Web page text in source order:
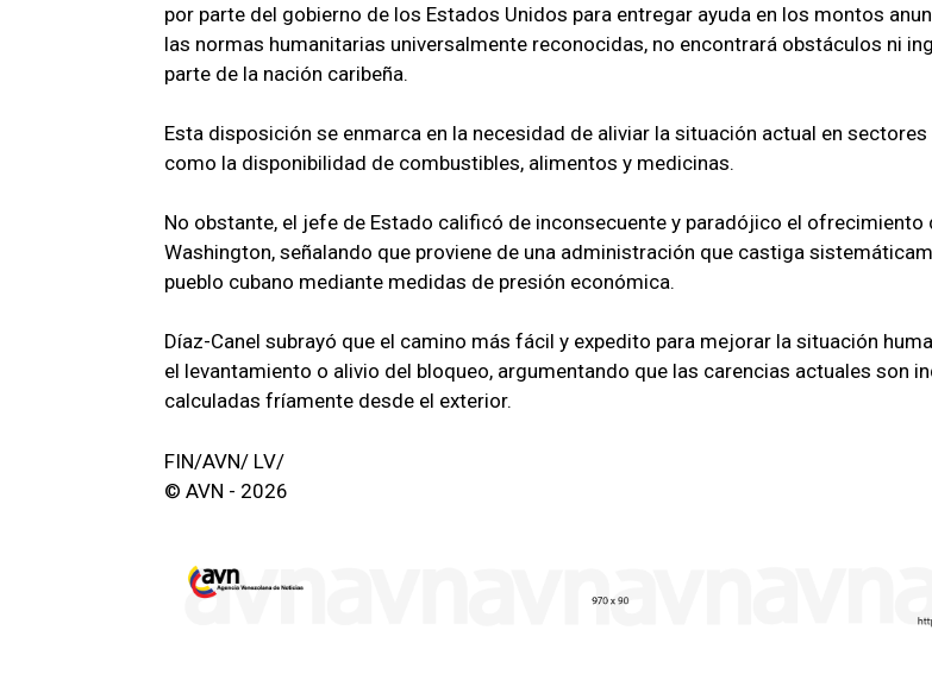
por parte del gobierno de los Estados Unidos para entregar ayuda en los montos
las normas humanitarias universalmente reconocidas, no encontrará obstáculos ni
parte de la nación caribeña.
Esta disposición se enmarca en la necesidad de aliviar la situación actual en
como la disponibilidad de combustibles, alimentos y medicinas.
No obstante, el jefe de Estado calificó de inconsecuente y paradójico el ofrecimiento
Washington, señalando que proviene de una administración que castiga
pueblo cubano mediante medidas de presión económica.
Díaz-Canel subrayó que el camino más fácil y expedito para mejorar la situación
el levantamiento o alivio del bloqueo, argumentando que las carencias actuales son
calculadas fríamente desde el exterior.
FIN/AVN/ LV/
© AVN - 2026